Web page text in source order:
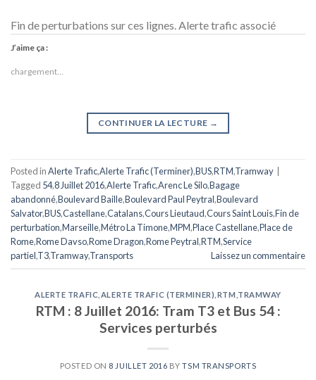
Fin de perturbations sur ces lignes. Alerte trafic associé
J’aime ça :
chargement…
CONTINUER LA LECTURE →
Posted inAlerte Trafic,Alerte Trafic (Terminer),BUS,RTM,Tramway
Tagged 54,8 Juillet 2016,Alerte Trafic,Arenc Le Silo,Bagage
abandonné,Boulevard Baille,Boulevard Paul Peytral,Boulevard
Salvator,BUS,Castellane,Catalans,Cours Lieutaud,Cours Saint Louis,Fin de
perturbation,Marseille,Métro La Timone,MPM,Place Castellane,Place de
Rome,Rome Davso,Rome Dragon,Rome Peytral,RTM,Service
partiel,T3,Tramway,Transports Laissez un commentaire
ALERTE TRAFIC ALERTE TRAFIC (TERMINER) RTM TRAMWAY
RTM : 8 Juillet 2016: Tram T3 et Bus 54 :
Services perturbés
POSTED ON 8 JUILLET 2016 BYTSM TRANSPORTS